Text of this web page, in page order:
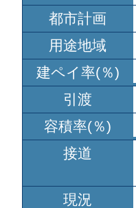
都市計画
用途地域
建ペイ率(％)
引渡
容積率(％)
接道
現況